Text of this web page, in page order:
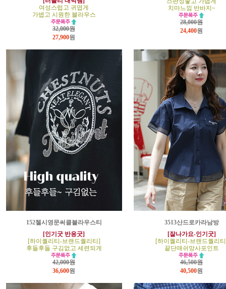
여성스럽고 귀엽게
가볍고 시원한 블라우스
32,000원
27,900원
치마느낌 반바지~
28,000원
24,400원
152첼시영문써클블라우스티
[인기굿 반응굿]
[하이퀄리티-브랜드퀄리티]
후들후들 구김없고 세련되게
42,000원
36,600원
3513산드로카라남방
[잘나가요-인기굿]
[하이퀄리티-브랜드퀄리
끝단매쉬망사포인트
46,500원
40,500원